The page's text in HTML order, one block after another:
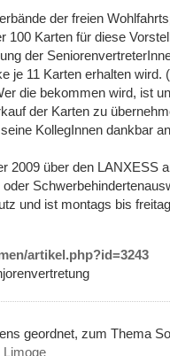
der freien
100 Karten für diese
der
je 11 Karten erhalten wird.
die bekommen wird, ist
der Karten zu
KollegInnen dankbar
2009 über den LANXESS
und ist montags bis
artikel.php?id=3243
geordnet, zum Thema
Limoge